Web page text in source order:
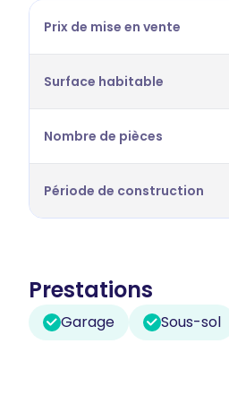
Prix de mise en vente
Surface habitable
Nombre de pièces
Période de construction
Prestations
Garage Sous-sol